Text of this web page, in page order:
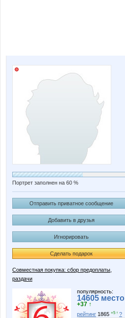
Портрет заполнен на 60 %
Отправить приватное сообщение
Добавить в друзья
Игнорировать
Сделать подарок
Совместная покупка: сбор предоплаты,
раздачи
популярность:
14605 место
+37 ↑
рейтинг 1865 +5 ↑ ?